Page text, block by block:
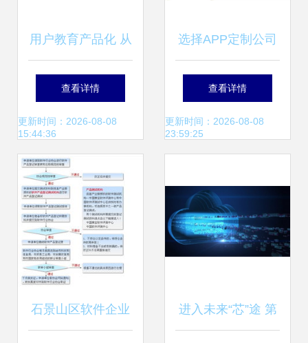
用户教育产品化 从
策略到实践的微型
服务设计指南
查看详情
更新时间：2026-08-08
15:44:36
选择APP定制公司
的四大黄金标准 华
韩软件是您的最佳
查看详情
更新时间：2026-08-08
23:59:25
石景山区软件企业 进入未来“芯”途 第